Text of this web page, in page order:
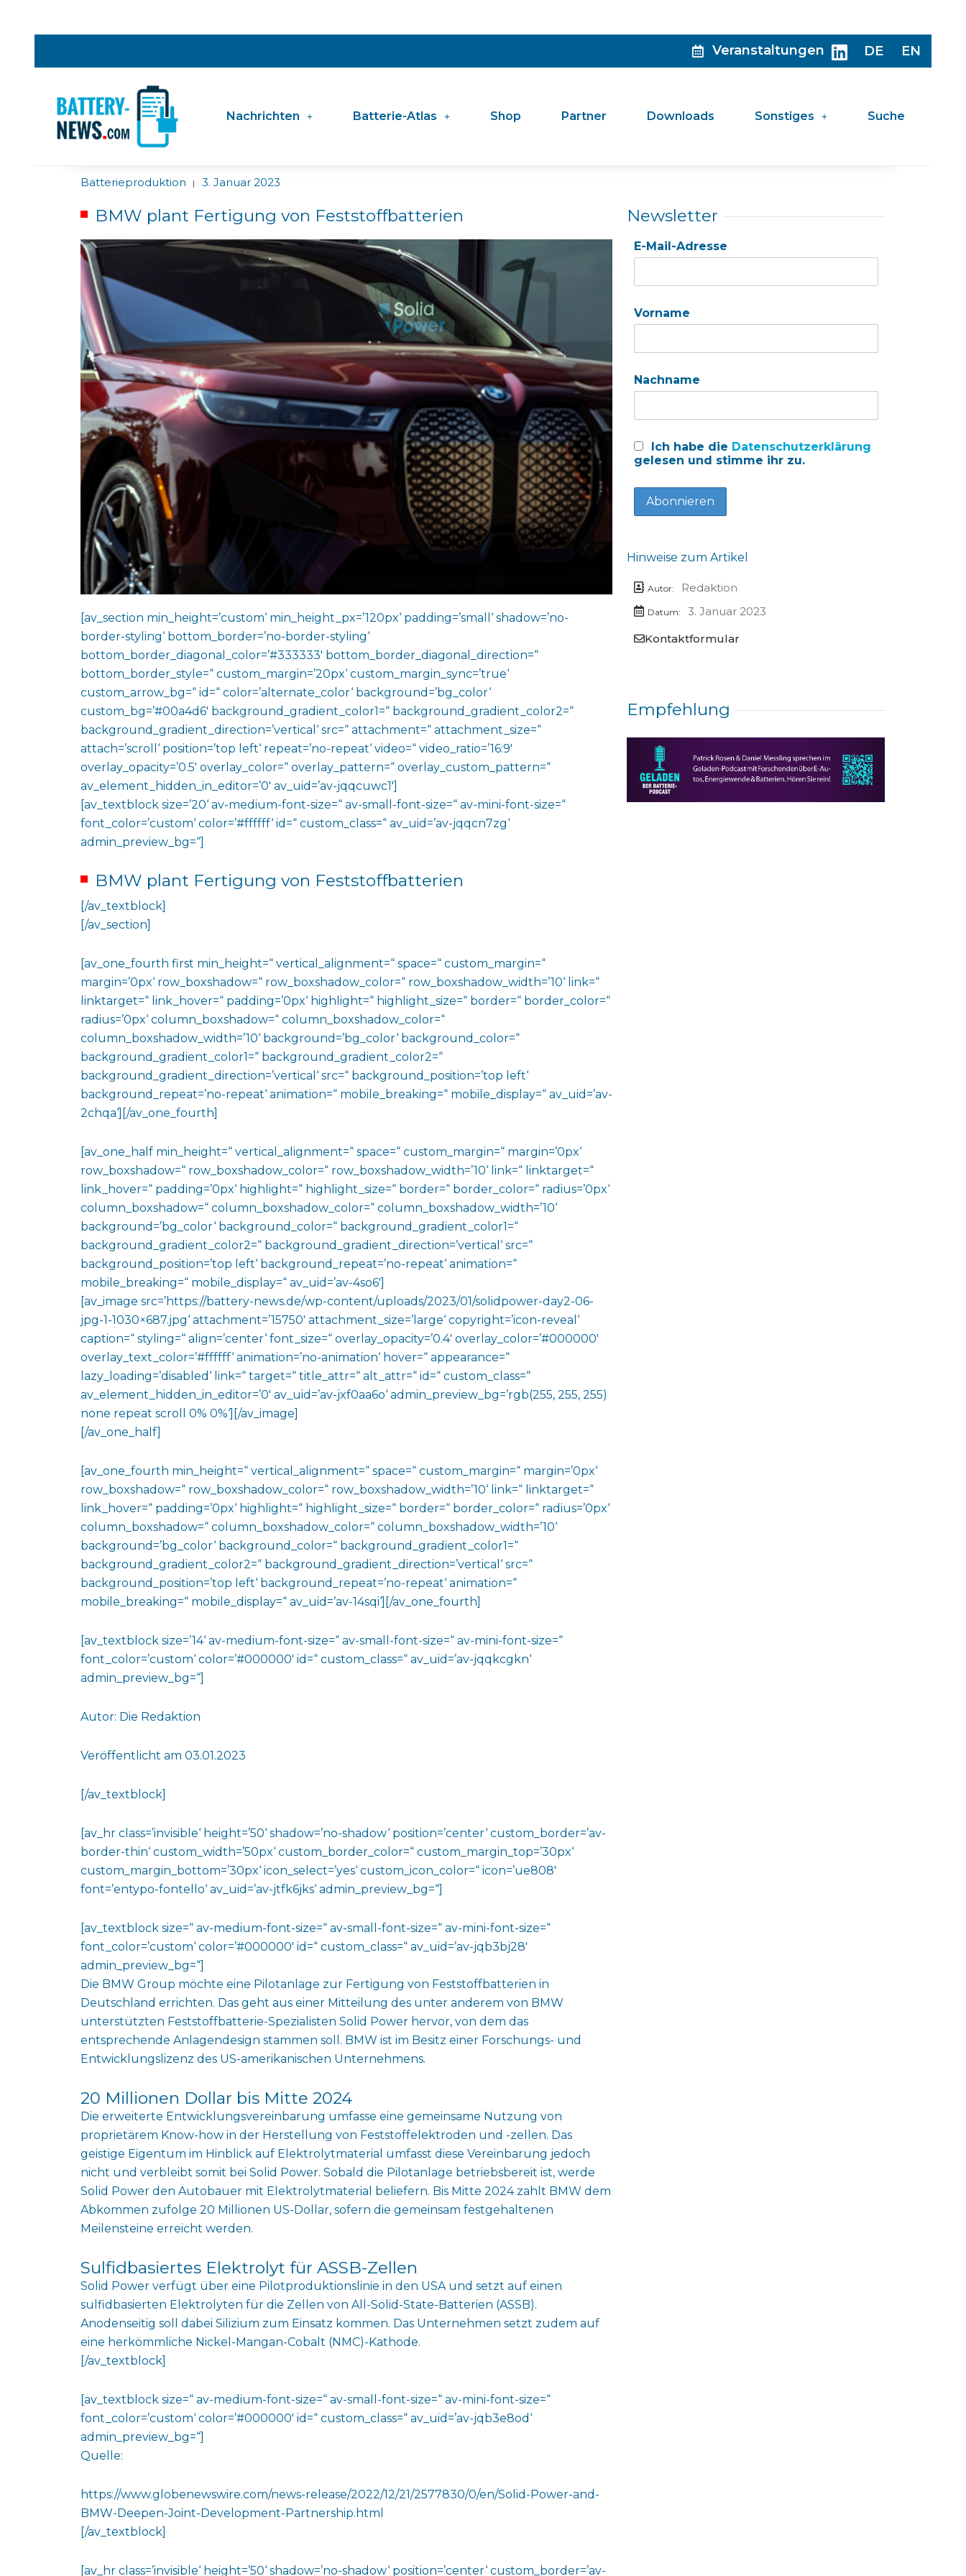
Veranstaltungen DE EN
Nachrichten Batterie-Atlas Shop Partner Downloads Sonstiges Suche
Batterieproduktion | 3. Januar 2023
BMW plant Fertigung von Feststoffbatterien
[av_section min_height=’custom‘ min_height_px=’120px‘ padding=’small‘ shadow=’no-
border-styling‘ bottom_border=’no-border-styling‘
bottom_border_diagonal_color=’#333333′ bottom_border_diagonal_direction=“
bottom_border_style=“ custom_margin=’20px‘ custom_margin_sync=’true‘
custom_arrow_bg=“ id=“ color=’alternate_color‘ background=’bg_color‘
custom_bg=’#00a4d6′ background_gradient_color1=“ background_gradient_color2=“
background_gradient_direction=’vertical‘ src=“ attachment=“ attachment_size=“
attach=’scroll‘ position=’top left‘ repeat=’no-repeat‘ video=“ video_ratio=’16:9′
overlay_opacity=’0.5′ overlay_color=“ overlay_pattern=“ overlay_custom_pattern=“
av_element_hidden_in_editor=’0′ av_uid=’av-jqqcuwc1′]
[av_textblock size=’20‘ av-medium-font-size=“ av-small-font-size=“ av-mini-font-size=“
font_color=’custom‘ color=’#ffffff‘ id=“ custom_class=“ av_uid=’av-jqqcn7zg‘
admin_preview_bg=“]
BMW plant Fertigung von Feststoffbatterien
[/av_textblock]
[/av_section]
[av_one_fourth first min_height=“ vertical_alignment=“ space=“ custom_margin=“
margin=’0px‘ row_boxshadow=“ row_boxshadow_color=“ row_boxshadow_width=’10‘ link=“
linktarget=“ link_hover=“ padding=’0px‘ highlight=“ highlight_size=“ border=“ border_color=“
radius=’0px‘ column_boxshadow=“ column_boxshadow_color=“
column_boxshadow_width=’10‘ background=’bg_color‘ background_color=“
background_gradient_color1=“ background_gradient_color2=“
background_gradient_direction=’vertical‘ src=“ background_position=’top left‘
background_repeat=’no-repeat‘ animation=“ mobile_breaking=“ mobile_display=“ av_uid=’av-
2chqa‘][/av_one_fourth]
[av_one_half min_height=“ vertical_alignment=“ space=“ custom_margin=“ margin=’0px‘
row_boxshadow=“ row_boxshadow_color=“ row_boxshadow_width=’10‘ link=“ linktarget=“
link_hover=“ padding=’0px‘ highlight=“ highlight_size=“ border=“ border_color=“ radius=’0px‘
column_boxshadow=“ column_boxshadow_color=“ column_boxshadow_width=’10‘
background=’bg_color‘ background_color=“ background_gradient_color1=“
background_gradient_color2=“ background_gradient_direction=’vertical‘ src=“
background_position=’top left‘ background_repeat=’no-repeat‘ animation=“
mobile_breaking=“ mobile_display=“ av_uid=’av-4so6′]
[av_image src=’https://battery-news.de/wp-content/uploads/2023/01/solidpower-day2-06-
jpg-1-1030×687.jpg‘ attachment=’15750′ attachment_size=’large‘ copyright=’icon-reveal‘
caption=“ styling=“ align=’center‘ font_size=“ overlay_opacity=’0.4′ overlay_color=’#000000′
overlay_text_color=’#ffffff‘ animation=’no-animation‘ hover=“ appearance=“
lazy_loading=’disabled‘ link=“ target=“ title_attr=“ alt_attr=“ id=“ custom_class=“
av_element_hidden_in_editor=’0′ av_uid=’av-jxf0aa6o‘ admin_preview_bg=’rgb(255, 255, 255)
none repeat scroll 0% 0%‘][/av_image]
[/av_one_half]
[av_one_fourth min_height=“ vertical_alignment=“ space=“ custom_margin=“ margin=’0px‘
row_boxshadow=“ row_boxshadow_color=“ row_boxshadow_width=’10‘ link=“ linktarget=“
link_hover=“ padding=’0px‘ highlight=“ highlight_size=“ border=“ border_color=“ radius=’0px‘
column_boxshadow=“ column_boxshadow_color=“ column_boxshadow_width=’10‘
background=’bg_color‘ background_color=“ background_gradient_color1=“
background_gradient_color2=“ background_gradient_direction=’vertical‘ src=“
background_position=’top left‘ background_repeat=’no-repeat‘ animation=“
mobile_breaking=“ mobile_display=“ av_uid=’av-14sqi‘][/av_one_fourth]
[av_textblock size=’14‘ av-medium-font-size=“ av-small-font-size=“ av-mini-font-size=“
font_color=’custom‘ color=’#000000′ id=“ custom_class=“ av_uid=’av-jqqkcgkn‘
admin_preview_bg=“]
Autor: Die Redaktion
Veröffentlicht am 03.01.2023
[/av_textblock]
[av_hr class=’invisible‘ height=’50‘ shadow=’no-shadow‘ position=’center‘ custom_border=’av-
border-thin‘ custom_width=’50px‘ custom_border_color=“ custom_margin_top=’30px‘
custom_margin_bottom=’30px‘ icon_select=’yes‘ custom_icon_color=“ icon=’ue808′
font=’entypo-fontello‘ av_uid=’av-jtfk6jks‘ admin_preview_bg=“]
[av_textblock size=“ av-medium-font-size=“ av-small-font-size=“ av-mini-font-size=“
font_color=’custom‘ color=’#000000′ id=“ custom_class=“ av_uid=’av-jqb3bj28′
admin_preview_bg=“]
Die BMW Group möchte eine Pilotanlage zur Fertigung von Feststoffbatterien in
Deutschland errichten. Das geht aus einer Mitteilung des unter anderem von BMW
unterstützten Feststoffbatterie-Spezialisten Solid Power hervor, von dem das
entsprechende Anlagendesign stammen soll. BMW ist im Besitz einer Forschungs- und
Entwicklungslizenz des US-amerikanischen Unternehmens.
20 Millionen Dollar bis Mitte 2024
Die erweiterte Entwicklungsvereinbarung umfasse eine gemeinsame Nutzung von
proprietärem Know-how in der Herstellung von Feststoffelektroden und -zellen. Das
geistige Eigentum im Hinblick auf Elektrolytmaterial umfasst diese Vereinbarung jedoch
nicht und verbleibt somit bei Solid Power. Sobald die Pilotanlage betriebsbereit ist, werde
Solid Power den Autobauer mit Elektrolytmaterial beliefern. Bis Mitte 2024 zahlt BMW dem
Abkommen zufolge 20 Millionen US-Dollar, sofern die gemeinsam festgehaltenen
Meilensteine erreicht werden.
Sulfidbasiertes Elektrolyt für ASSB-Zellen
Solid Power verfügt über eine Pilotproduktionslinie in den USA und setzt auf einen
sulfidbasierten Elektrolyten für die Zellen von All-Solid-State-Batterien (ASSB).
Anodenseitig soll dabei Silizium zum Einsatz kommen. Das Unternehmen setzt zudem auf
eine herkömmliche Nickel-Mangan-Cobalt (NMC)-Kathode.
[/av_textblock]
[av_textblock size=“ av-medium-font-size=“ av-small-font-size=“ av-mini-font-size=“
font_color=’custom‘ color=’#000000′ id=“ custom_class=“ av_uid=’av-jqb3e8od‘
admin_preview_bg=“]
Quelle:
https://www.globenewswire.com/news-release/2022/12/21/2577830/0/en/Solid-Power-and-
BMW-Deepen-Joint-Development-Partnership.html
[/av_textblock]
[av_hr class=’invisible‘ height=’50‘ shadow=’no-shadow‘ position=’center‘ custom_border=’av-
Newsletter
E-Mail-Adresse
Vorname
Nachname
Ich habe die Datenschutzerklärung
gelesen und stimme ihr zu.
Hinweise zum Artikel
Autor: Redaktion
Datum:
3. Januar 2023
Kontaktformular
Empfehlung